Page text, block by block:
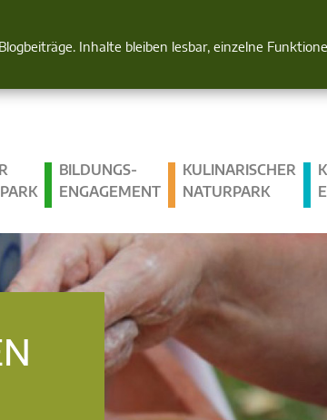
Inhalte bleiben lesbar, einzelne
im Blick
BILDUNGS­
ENGAGEMENT
KULINARISCHER
NATURPARK